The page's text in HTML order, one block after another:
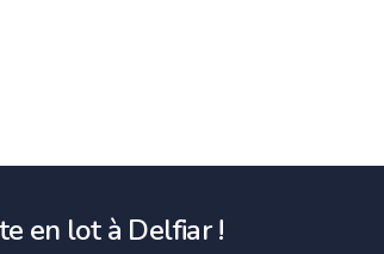
en lot à Delfiar !